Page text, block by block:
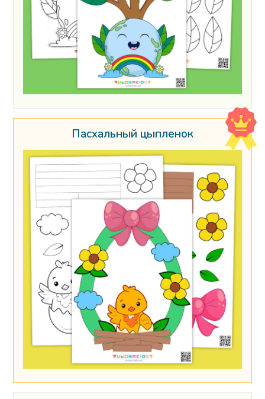
Пасхальный цыпленок